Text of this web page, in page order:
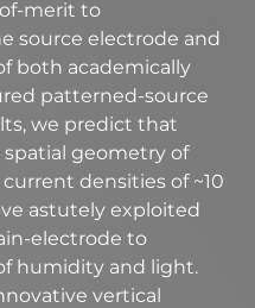
merit to
source electrode and
both academically
patterned-source
we predict that
geometry of
densities of ~10
astutely exploited
electrode to
humidity and light.
vertical